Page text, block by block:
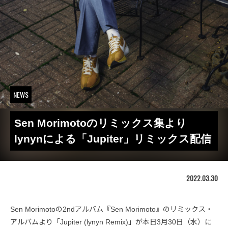
NEWS
Sen Morimotoのリミックス集より
lynynによる「Jupiter」リミックス配信
2022.03.30
Sen Morimotoの2ndアルバム『Sen Morimoto』のリミックス・
アルバムより「Jupiter (lynyn Remix)」が本日3月30日（水）に